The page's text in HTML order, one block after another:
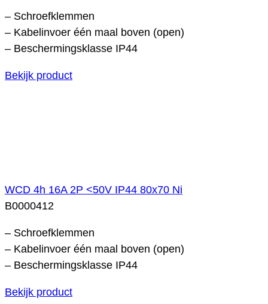
– Schroefklemmen
– Kabelinvoer één maal boven (open)
– Beschermingsklasse IP44
Bekijk product
WCD 4h 16A 2P <50V IP44 80x70 Ni
B0000412
– Schroefklemmen
– Kabelinvoer één maal boven (open)
– Beschermingsklasse IP44
Bekijk product